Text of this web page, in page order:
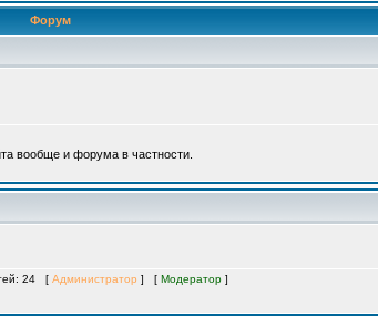
Форум
вообще и форума в частности.
24 [ Администратор ] [ Модератор ]